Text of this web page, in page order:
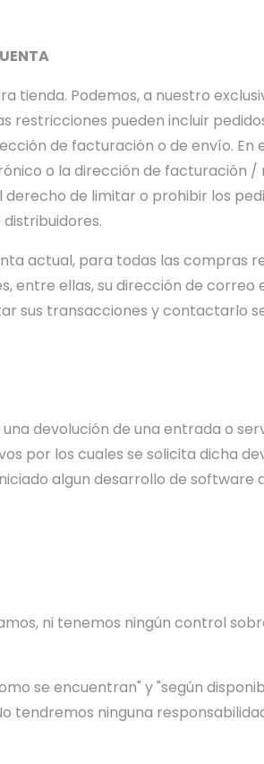
tienda. Podemos, a nuestro
pueden incluir
de facturación o de envío. En
o la dirección de facturación /
de limitar o prohibir los
actual, para todas las compras
entre ellas, su dirección de correo
sus transacciones y contactarlo
devolución de una entrada o
por los cuales se solicita dicha
algun desarrollo de software
ni tenemos ningún control
se encuentran" y "según
tendremos ninguna